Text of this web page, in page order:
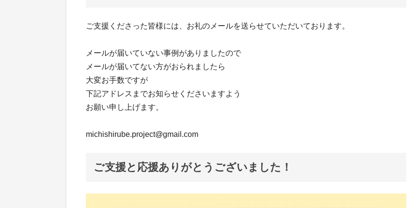
ご支援くださった皆様には、お礼のメールを送らせていただいております。
メールが届いていない事例がありましたので
メールが届いてない方がおられましたら
大変お手数ですが
下記アドレスまでお知らせくださいますよう
お願い申し上げます。
michishirube.project@gmail.com
ご支援と応援ありがとうございました！